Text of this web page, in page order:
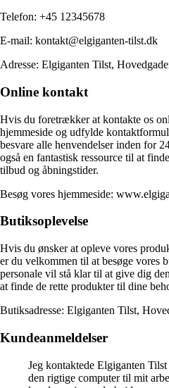
Telefon: +45 12345678
E-mail: kontakt@elgiganten-tilst.dk
Adresse: Elgiganten Tilst,
Online kontakt
Hvis du foretrækker at kontakte os
hjemmeside og udfylde
besvare alle henvendelser inden for
også en fantastisk ressource til at
tilbud og åbningstider.
Besøg vores hjemmeside:
Butiksoplevelse
Hvis du ønsker at opleve vores
er du velkommen til at besøge vores
personale vil stå klar til at give dig
at finde de rette produkter til dine
Butiksadresse: Elgiganten Tilst,
Kundeanmeldelser
Jeg kontaktede Elgiganten
den rigtige computer til mit